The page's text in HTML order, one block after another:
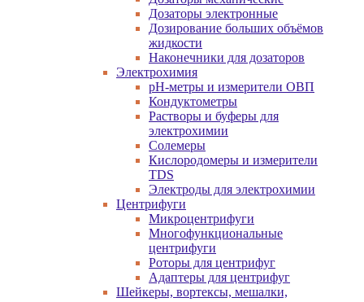
Дозаторы электронные
Дозирование больших объёмов
жидкости
Наконечники для дозаторов
Электрохимия
pH-метры и измерители ОВП
Кондуктометры
Растворы и буферы для
электрохимии
Солемеры
Кислородомеры и измерители
TDS
Электроды для электрохимии
Центрифуги
Микроцентрифуги
Многофункциональные
центрифуги
Роторы для центрифуг
Адаптеры для центрифуг
Шейкеры, вортексы, мешалки,